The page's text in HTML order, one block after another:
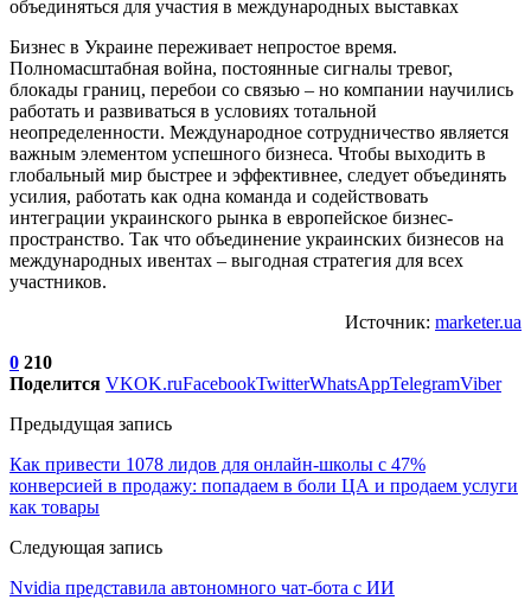
Бизнес в Украине переживает непростое время.
Полномасштабная война, постоянные сигналы тревог,
блокады границ, перебои со связью – но компании научились
работать и развиваться в условиях тотальной
неопределенности. Международное сотрудничество является
важным элементом успешного бизнеса. Чтобы выходить в
глобальный мир быстрее и эффективнее, следует объединять
усилия, работать как одна команда и содействовать
интеграции украинского рынка в европейское бизнес-
пространство. Так что объединение украинских бизнесов на
международных ивентах – выгодная стратегия для всех
участников.
Источник: marketer.ua
0 210
Поделится VKOK.ruFacebookTwitterWhatsAppTelegramViber
Предыдущая запись
Как привести 1078 лидов для онлайн-школы с 47%
конверсией в продажу: попадаем в боли ЦА и продаем услуги
как товары
Следующая запись
Nvidia представила автономного чат-бота с ИИ